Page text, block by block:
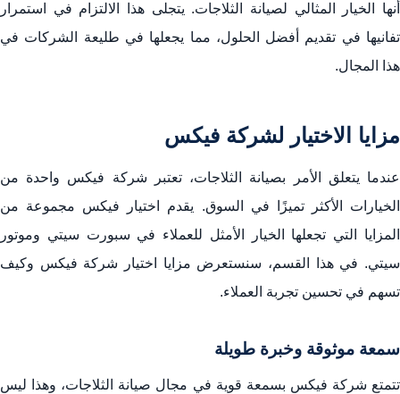
أنها الخيار المثالي لصيانة الثلاجات. يتجلى هذا الالتزام في استمرار
تفانيها في تقديم أفضل الحلول، مما يجعلها في طليعة الشركات في
هذا المجال.
مزايا الاختيار لشركة فيكس
عندما يتعلق الأمر بصيانة الثلاجات، تعتبر شركة فيكس واحدة من
الخيارات الأكثر تميزًا في السوق. يقدم اختيار فيكس مجموعة من
المزايا التي تجعلها الخيار الأمثل للعملاء في سبورت سيتي وموتور
سيتي. في هذا القسم، سنستعرض مزايا اختيار شركة فيكس وكيف
تسهم في تحسين تجربة العملاء.
سمعة موثوقة وخبرة طويلة
تتمتع شركة فيكس بسمعة قوية في مجال صيانة الثلاجات، وهذا ليس